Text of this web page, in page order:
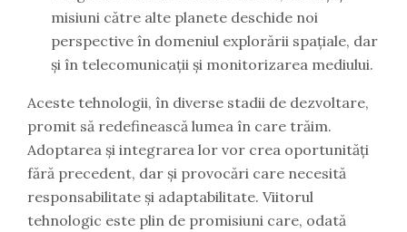
misiuni către alte planete deschide noi
perspective în domeniul explorării spațiale, dar
și în telecomunicații și monitorizarea mediului.
Aceste tehnologii, în diverse stadii de dezvoltare,
promit să redefinească lumea în care trăim.
Adoptarea și integrarea lor vor crea oportunități
fără precedent, dar și provocări care necesită
responsabilitate și adaptabilitate. Viitorul
tehnologic este plin de promisiuni care, odată